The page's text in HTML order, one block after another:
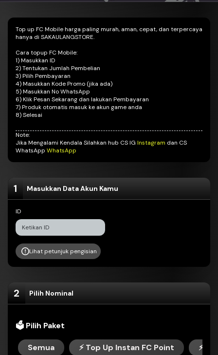
Top up FC Mobile harga paling murah, aman, cepat, dan terpercaya
hanya di SAKAULANGSTORE.
Cara topup FC Mobile:
1) Masukkan ID
2) Tentukan Jumlah Pembelian
3) Pilih Pembayaran
4) Masukkan Kode Promo (jika ada)
5) Masukkan No WhatsApp
6) Klik Pesan Sekarang dan lakukan Pembayaran
7) Produk otomatis masuk ke akun game anda
8) Selesai
Note:
Jika Mengalami Kendala Silahkan hub CS IG Instagram dan CS
WhatsApp WhatsApp
1 Masukkan Data Akun Kamu
ID
Lihat petunjuk pengisian
2 Pilih Nominal
🗳 Pilih Paket
Semua ⚡️ Top Up Instan FC Point ⚡️